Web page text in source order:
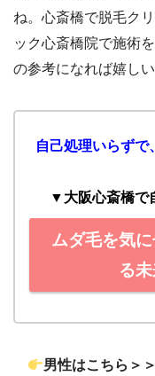
ね。心斎橋で脱毛ク
ック心斎橋院で施術
の参考になれば嬉し
自己処理いらずで
▼大阪心斎橋で
ムダ毛を気
る
男性はこちら＞